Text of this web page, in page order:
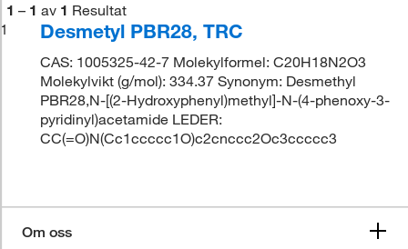
1 – 1 av 1 Resultat
1
Desmetyl PBR28, TRC
CAS: 1005325-42-7 Molekylformel: C20H18N2O3
Molekylvikt (g/mol): 334.37 Synonym: Desmethyl
PBR28,N-[(2-Hydroxyphenyl)methyl]-N-(4-phenoxy-3-
pyridinyl)acetamide LEDER:
CC(=O)N(Cc1ccccc1O)c2cnccc2Oc3ccccc3
Om oss